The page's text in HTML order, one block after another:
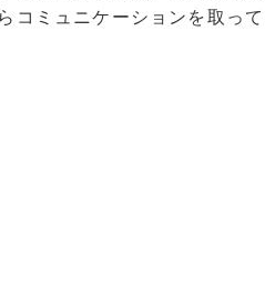
コミュニケーションを取って